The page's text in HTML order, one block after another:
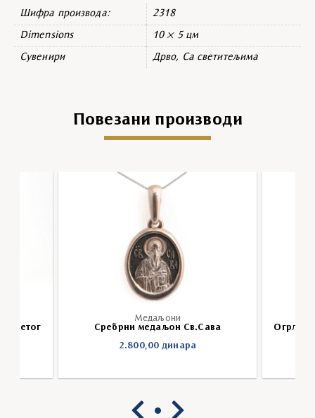
Шифра производа: 2318
Dimensions 10 × 5 цм
Сувенири Дрво, Са светитељима
Повезани производи
Светог
Медаљони
Сребрни медаљон Св.Сава
2.800,00динара